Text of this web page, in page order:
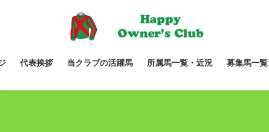
ツ
ス
シ
ン
代表挨拶 当クラブの活躍馬 所属馬一覧・近況 募集馬一覧